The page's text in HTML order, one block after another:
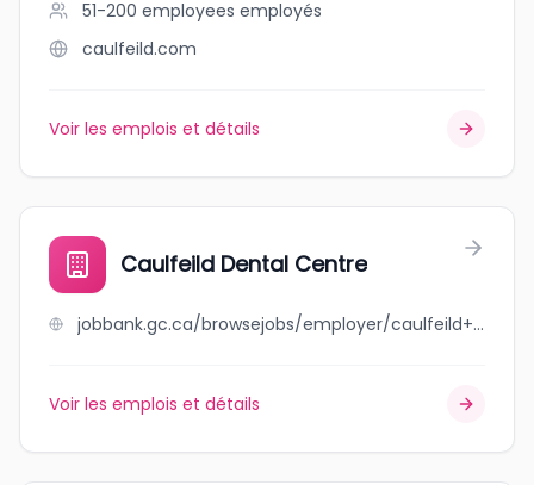
51-200 employees employés
caulfeild.com
Voir les emplois et détails
Caulfeild Dental Centre
jobbank.gc.ca/browsejobs/employer/caulfeild+dental+centre/ca
Voir les emplois et détails